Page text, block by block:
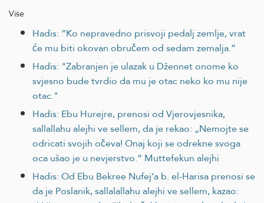
Više
Hadis: “Ko nepravedno prisvoji pedalj zemlje, vrat
će mu biti okovan obručem od sedam zemalja.”
Hadis: "Zabranjen je ulazak u Džennet onome ko
svjesno bude tvrdio da mu je otac neko ko mu nije
otac."
Hadis: Ebu Hurejre, prenosi od Vjerovjesnika,
sallallahu alejhi ve sellem, da je rekao: „Nemojte se
odricati svojih očeva! Onaj koji se odrekne svoga
oca ušao je u nevjerstvo.“ Muttefekun alejhi
Hadis: Od Ebu Bekree Nufej’a b. el-Harisa prenosi se
da je Poslanik, sallalallahu alejhi ve sellem, kazao: